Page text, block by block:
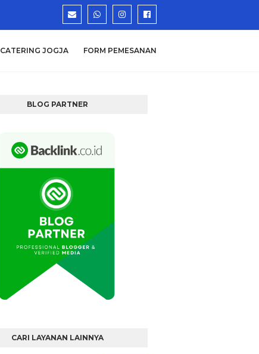
CATERING JOGJA FORM PEMESANAN
BLOG PARTNER
CARI LAYANAN LAINNYA